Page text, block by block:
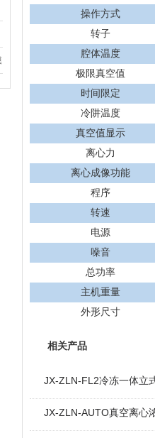
操作方式
转子
腔体温度
极限真空值
时间限定
冷阱温度
真空值显示
离心力
离心成像功能
程序
转速
电源
噪音
总功率
主机重量
外形尺寸
相关产品
JX-ZLN-FL2冷冻一体立
JX-ZLN-AUTO真空离心